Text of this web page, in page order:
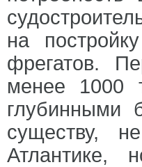
на
фрегатов.
менее 1000
глубинными
существу,
Атлантике,